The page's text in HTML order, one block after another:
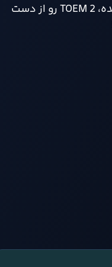
اگه دنبال یه تجربه متفاوت، هنری و عمیق هستی که در کنار سرگرم کننده بودن، حس نوستالژی هم بهت بده، TOEM 2 رو از دست